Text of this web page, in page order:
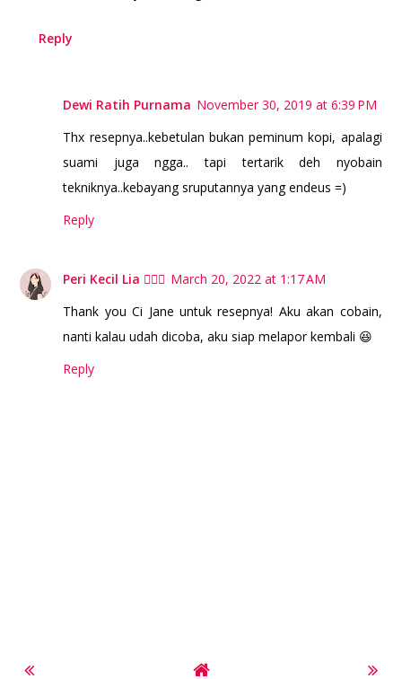
Reply
Dewi Ratih Purnama November 30, 2019 at 6:39 PM
Thx resepnya..kebetulan bukan peminum kopi, apalagi
suami juga ngga.. tapi tertarik deh nyobain
tekniknya..kebayang sruputannya yang endeus =)
Reply
Peri Kecil Lia 🧚🏻‍♀️ March 20, 2022 at 1:17 AM
Thank you Ci Jane untuk resepnya! Aku akan cobain,
nanti kalau udah dicoba, aku siap melapor kembali 😆
Reply